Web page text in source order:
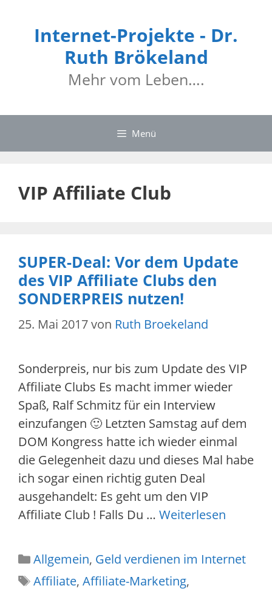
springenInternet-Projekte - Dr.
Ruth Brökeland
Mehr vom Leben….
Menü
VIP Affiliate Club
SUPER-Deal: Vor dem Update
des VIP Affiliate Clubs den
SONDERPREIS nutzen!
25. Mai 2017von Ruth Broekeland
Sonderpreis, nur bis zum Update des VIP
Affiliate Clubs Es macht immer wieder
Spaß, Ralf Schmitz für ein Interview
einzufangen 🙂 Letzten Samstag auf dem
DOM Kongress hatte ich wieder einmal
die Gelegenheit dazu und dieses Mal habe
ich sogar einen richtig guten Deal
ausgehandelt: Es geht um den VIP
Affiliate Club ! Falls Du … Weiterlesen
Kategorien
Allgemein, Geld verdienen im Internet
Schlagwörter
Affiliate, Affiliate-Marketing,